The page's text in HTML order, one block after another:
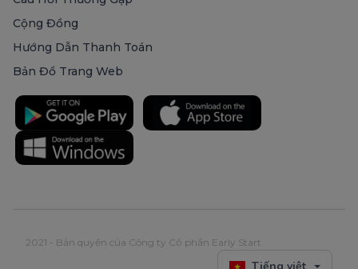
Cộng Đồng
Hướng Dẫn Thanh Toán
Bản Đồ Trang Web
2021 - Bản quyền của Công ty Cổ phần Early Start